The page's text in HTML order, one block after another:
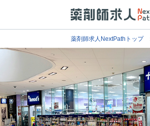
薬剤師求人NextPathトップ